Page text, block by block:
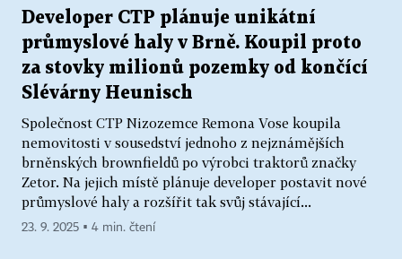
Developer CTP plánuje unikátní
průmyslové haly v Brně. Koupil proto
za stovky milionů pozemky od končící
Slévárny Heunisch
Společnost CTP Nizozemce Remona Vose koupila
nemovitosti v sousedství jednoho z nejznámějších
brněnských brownfieldů po výrobci traktorů značky
Zetor. Na jejich místě plánuje developer postavit nové
průmyslové haly a rozšířit tak svůj stávající...
23. 9. 2025 ▪ 4 min. čtení